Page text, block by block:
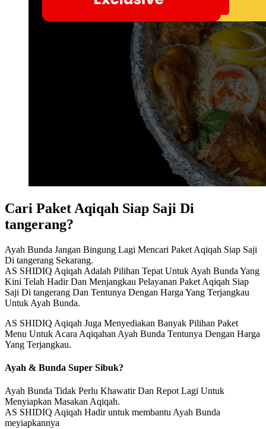
Cari Paket Aqiqah Siap Saji Di
tangerang?
Ayah Bunda Jangan Bingung Lagi Mencari Paket Aqiqah Siap Saji
Di tangerang Sekarang.
AS SHIDIQ Aqiqah Adalah Pilihan Tepat Untuk Ayah Bunda Yang
Kini Telah Hadir Dan Menjangkau Pelayanan Paket Aqiqah Siap
Saji Di tangerang Dan Tentunya Dengan Harga Yang Terjangkau
Untuk Ayah Bunda.
AS SHIDIQ Aqiqah Juga Menyediakan Banyak Pilihan Paket
Menu Untuk Acara Aqiqahan Ayah Bunda Tentunya Dengan Harga
Yang Terjangkau.
Ayah & Bunda Super Sibuk?
Ayah Bunda Tidak Perlu Khawatir Dan Repot Lagi Untuk
Menyiapkan Masakan Aqiqah.
AS SHIDIQ Aqiqah Hadir untuk membantu Ayah Bunda
meyiapkannya